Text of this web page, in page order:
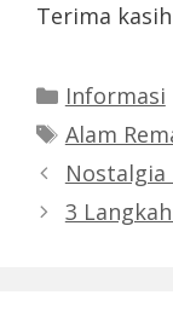
Terima
Categories
Informasi
Tags
Alam
Nostalgia
3